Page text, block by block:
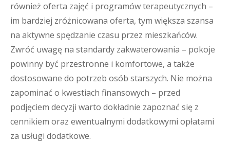
również oferta zajęć i programów terapeutycznych –
im bardziej zróżnicowana oferta, tym większa szansa
na aktywne spędzanie czasu przez mieszkańców.
Zwróć uwagę na standardy zakwaterowania – pokoje
powinny być przestronne i komfortowe, a także
dostosowane do potrzeb osób starszych. Nie można
zapominać o kwestiach finansowych – przed
podjęciem decyzji warto dokładnie zapoznać się z
cennikiem oraz ewentualnymi dodatkowymi opłatami
za usługi dodatkowe.